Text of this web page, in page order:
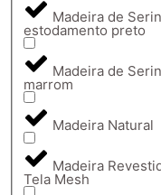
Madeira de
estodamento preto
Madeira de
marrom
Madeira Natural
Madeira
Tela Mesh